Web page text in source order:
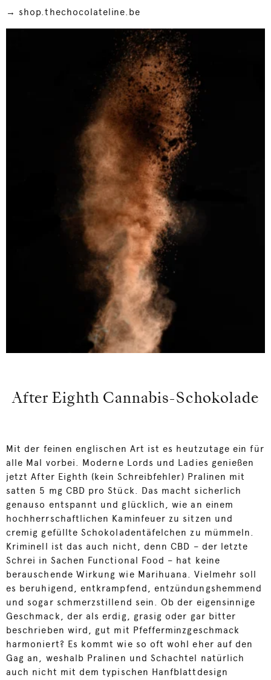
→ shop.thechocolateline.be
After Eighth Cannabis-Schokolade
Mit der feinen englischen Art ist es heutzutage ein für
alle Mal vorbei. Moderne Lords und Ladies genießen
jetzt After Eighth (kein Schreibfehler) Pralinen mit
satten 5 mg CBD pro Stück. Das macht sicherlich
genauso entspannt und glücklich, wie an einem
hochherrschaftlichen Kaminfeuer zu sitzen und
cremig gefüllte Schokoladentäfelchen zu mümmeln.
Kriminell ist das auch nicht, denn CBD – der letzte
Schrei in Sachen Functional Food – hat keine
berauschende Wirkung wie Marihuana. Vielmehr soll
es beruhigend, entkrampfend, entzündungshemmend
und sogar schmerzstillend sein. Ob der eigensinnige
Geschmack, der als erdig, grasig oder gar bitter
beschrieben wird, gut mit Pfefferminzgeschmack
harmoniert? Es kommt wie so oft wohl eher auf den
Gag an, weshalb Pralinen und Schachtel natürlich
auch nicht mit dem typischen Hanfblattdesign